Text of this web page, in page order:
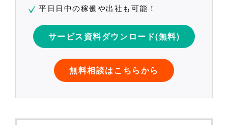
平日日中の稼働や出社も可能！
サービス資料ダウンロード(無料)
無料相談はこちらから